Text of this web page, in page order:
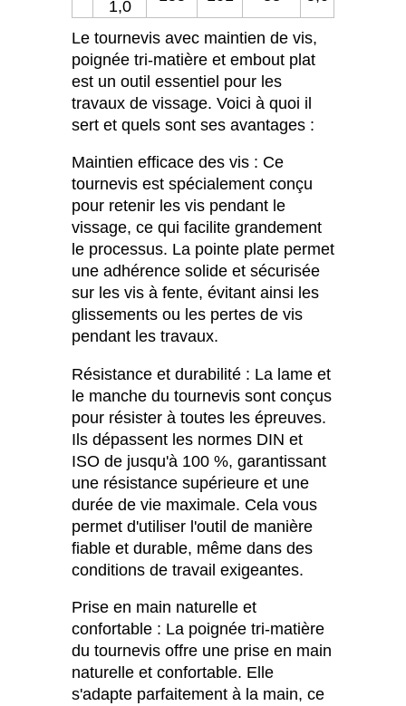
1,0
Le tournevis avec maintien de vis,
poignée tri-matière et embout plat
est un outil essentiel pour les
travaux de vissage. Voici à quoi il
sert et quels sont ses avantages :
Maintien efficace des vis : Ce
tournevis est spécialement conçu
pour retenir les vis pendant le
vissage, ce qui facilite grandement
le processus. La pointe plate permet
une adhérence solide et sécurisée
sur les vis à fente, évitant ainsi les
glissements ou les pertes de vis
pendant les travaux.
Résistance et durabilité : La lame et
le manche du tournevis sont conçus
pour résister à toutes les épreuves.
Ils dépassent les normes DIN et
ISO de jusqu'à 100 %, garantissant
une résistance supérieure et une
durée de vie maximale. Cela vous
permet d'utiliser l'outil de manière
fiable et durable, même dans des
conditions de travail exigeantes.
Prise en main naturelle et
confortable : La poignée tri-matière
du tournevis offre une prise en main
naturelle et confortable. Elle
s'adapte parfaitement à la main, ce